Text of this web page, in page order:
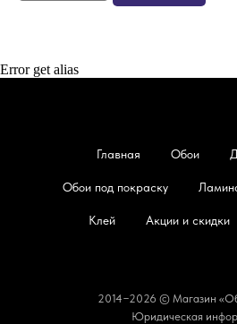
Error get alias
Главная Обои
Обои под покраску
Клей Акции и скидки
2014−2026 © Магазин
Юридическая